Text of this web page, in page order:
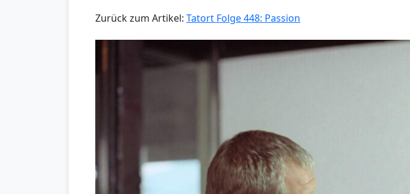
Zurück zum Artikel: Tatort Folge 448: Passion